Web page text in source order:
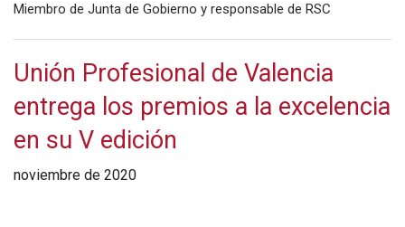
Miembro de Junta de Gobierno y responsable de RSC
Unión Profesional de Valencia
entrega los premios a la excelencia
en su V edición
noviembre de 2020